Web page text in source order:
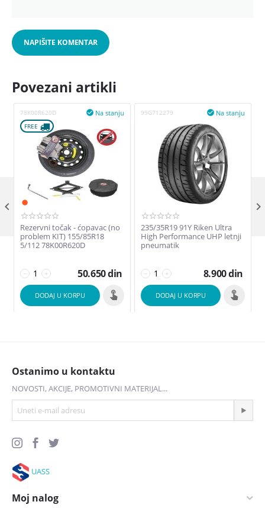
NAPIŠITE KOMENTAR
Povezani artikli
78K00R620D Na stanju

FREE
Rezervni točak - ćopavac (no
problem KIT) 155/85R18
5/112 78K00R620D
+
− 50.650din
DODAJ U KORPU
99G712279 Na stanju

235/35R19 91Y Riken Ultra
High Performance UHP letnji
pneumatik
+
− 8.900din
DODAJ U KORPU
 
Ostanimo u kontaktu
NOVOSTI, AKCIJE, PROMOTIVNI MATERIJAL...
UASS
Moj nalog